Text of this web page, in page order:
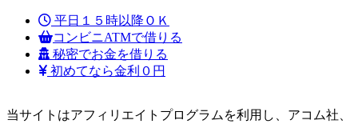
平日１５時以降ＯＫ
コンビニATMで借りる
秘密でお金を借りる
初めてなら金利０円
当サイトはアフィリエイトプログラムを利用し、アコム社、